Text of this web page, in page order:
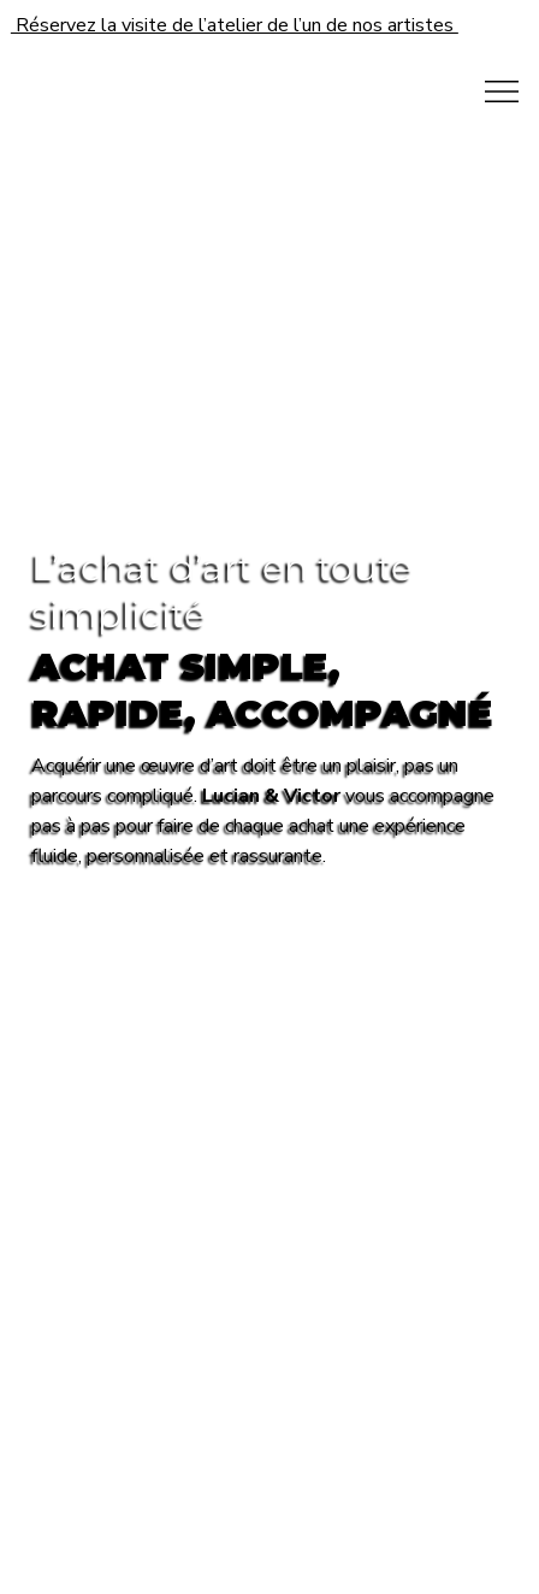
Réservez la visite de l’atelier de l’un de nos artistes
L’achat d’art en toute
simplicité
ACHAT SIMPLE,
RAPIDE, ACCOMPAGNÉ
Acquérir une œuvre d’art doit être un plaisir, pas un
parcours compliqué.Lucian & Victorvous accompagne
pas à pas pour faire de chaque achat une expérience
fluide, personnalisée et rassurante.